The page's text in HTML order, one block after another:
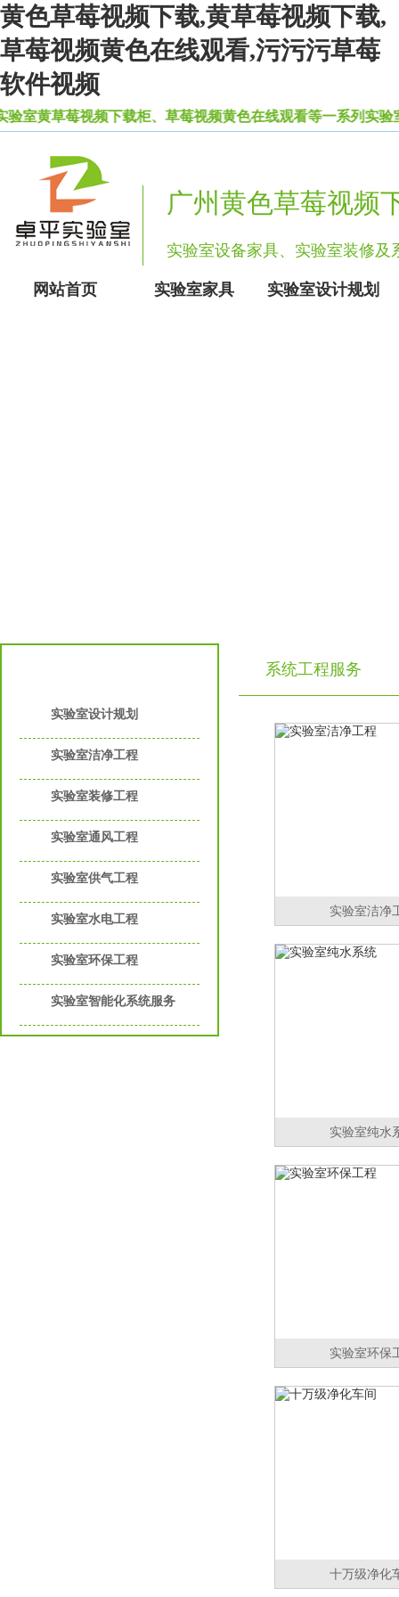
黄色草莓视频下载,黄草莓视频下载,
草莓视频黄色在线观看,污污污草莓
软件视频
草莓视频下载柜、草莓视频黄色在线观看等一系列实验室设
广州黄色草莓视频
实验室设备家具、实验室装修
网站首页 实验室家具 实验室设计规划
实验室设计规划
实验室洁净工程
实验室装修工程
实验室通风工程
实验室供气工程
实验室水电工程
实验室环保工程
实验室智能化系统服务
系统工程服务
实验室洁净
实验室纯水
实验室环保
十万级净化